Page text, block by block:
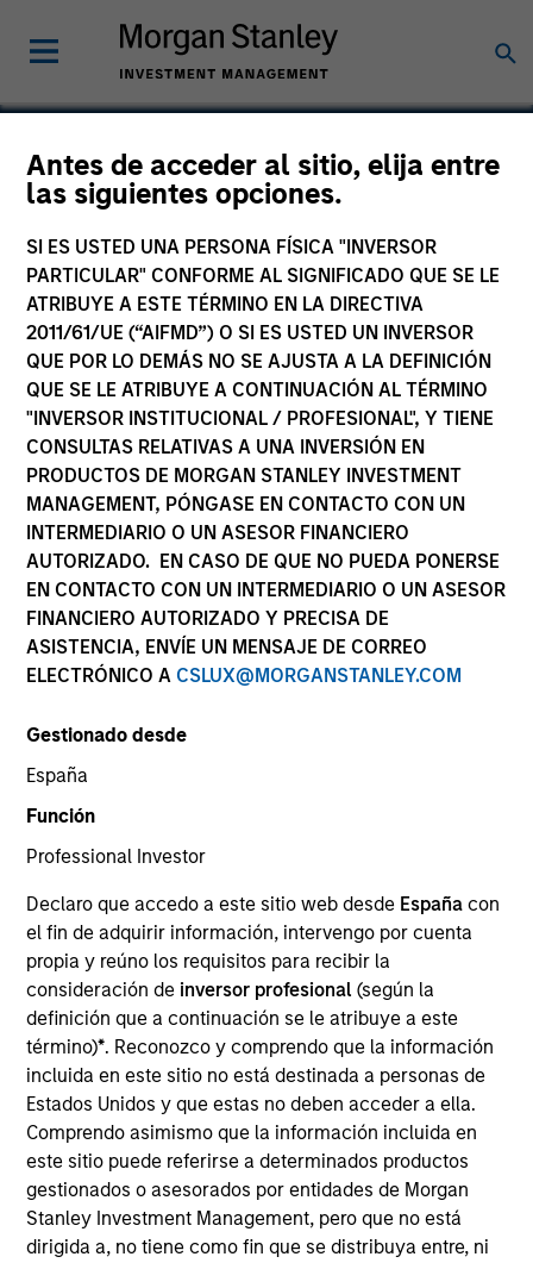
Antes de acceder al sitio, elija entre
las siguientes opciones.
SI ES USTED UNA PERSONA FÍSICA "INVERSOR
PARTICULAR" CONFORME AL SIGNIFICADO QUE SE LE
ATRIBUYE A ESTE TÉRMINO EN LA DIRECTIVA
2011/61/UE (“AIFMD”) O SI ES USTED UN INVERSOR
QUE POR LO DEMÁS NO SE AJUSTA A LA DEFINICIÓN
QUE SE LE ATRIBUYE A CONTINUACIÓN AL TÉRMINO
"INVERSOR INSTITUCIONAL / PROFESIONAL", Y TIENE
CONSULTAS RELATIVAS A UNA INVERSIÓN EN
PRODUCTOS DE MORGAN STANLEY INVESTMENT
MANAGEMENT, PÓNGASE EN CONTACTO CON UN
INTERMEDIARIO O UN ASESOR FINANCIERO
AUTORIZADO. EN CASO DE QUE NO PUEDA PONERSE
EN CONTACTO CON UN INTERMEDIARIO O UN ASESOR
FINANCIERO AUTORIZADO Y PRECISA DE
ASISTENCIA, ENVÍE UN MENSAJE DE CORREO
ELECTRÓNICO A CSLUX@MORGANSTANLEY.COM
Gestionado desde
España
Función
Professional Investor
Declaro que accedo a este sitio web desde España con
el fin de adquirir información, intervengo por cuenta
propia y reúno los requisitos para recibir la
consideración de inversor profesional(según la
definición que a continuación se le atribuye a este
término)*. Reconozco y comprendo que la información
incluida en este sitio no está destinada a personas de
Estados Unidos y que estas no deben acceder a ella.
Comprendo asimismo que la información incluida en
este sitio puede referirse a determinados productos
gestionados o asesorados por entidades de Morgan
Stanley Investment Management, pero que no está
dirigida a, no tiene como fin que se distribuya entre, ni
Southern Star
Natural Gas Infrastructure
COUNTRY
United States
Invested on
Mar 2010
Transaction Type
Minority Investment
Realization Date
Jun 2015
Southern Star is a primary gas transmission and
storage facility provider serving several major
Midwestern cities in the U.S.